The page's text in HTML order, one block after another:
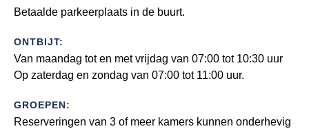
Betaalde parkeerplaats in de buurt.
ONTBIJT:
Van maandag tot en met vrijdag van 07:00 tot 10:30 uur
Op zaterdag en zondag van 07:00 tot 11:00 uur.
GROEPEN:
Reserveringen van 3 of meer kamers kunnen onderhevig